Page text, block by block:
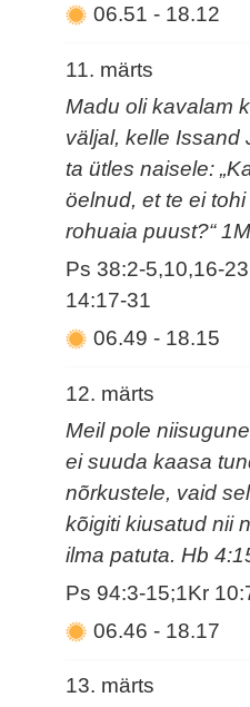
06.51- 18.12
11. märts
Madu oli kavalam
väljal, kelle Issand
ta ütles naisele:
öelnud, et te ei
rohuaia puust?“
Ps 38:2-5,10,16-
14:17-31
06.49- 18.15
12. märts
Meil pole
ei suuda kaasa
nõrkustele, vaid
kõigiti kiusatud nii
ilma patuta. Hb
Ps 94:3-15;1Kr
06.46- 18.17
13. märts